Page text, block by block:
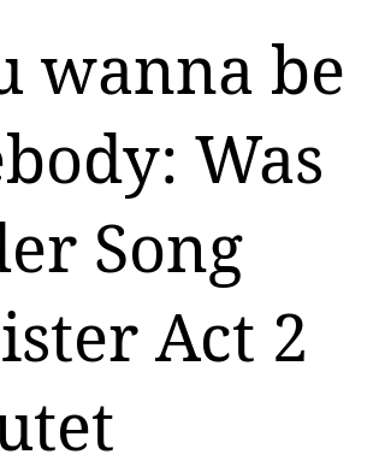
wanna be
Was
Song
Act 2